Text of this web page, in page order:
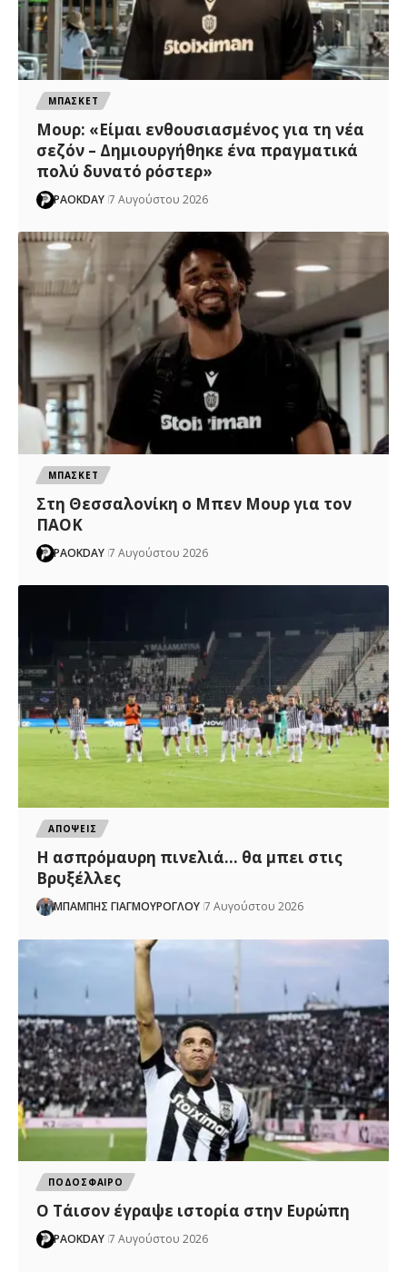
ΜΠΑΣΚΕΤ
Μουρ: «Είμαι ενθουσιασμένος για τη νέα
σεζόν – Δημιουργήθηκε ένα πραγματικά
πολύ δυνατό ρόστερ»
PAOKDAY 7 Αυγούστου 2026
ΜΠΑΣΚΕΤ
Στη Θεσσαλονίκη ο Μπεν Μουρ για τον
ΠΑΟΚ
PAOKDAY 7 Αυγούστου 2026
ΑΠΟΨΕΙΣ
Η ασπρόμαυρη πινελιά… θα μπει στις
Βρυξέλλες
ΜΠΑΜΠΗΣ ΓΙΑΓΜΟΥΡΟΓΛΟΥ 7 Αυγούστου 2026
ΠΟΔΟΣΦΑΙΡΟ
Ο Τάισον έγραψε ιστορία στην Ευρώπη
PAOKDAY 7 Αυγούστου 2026